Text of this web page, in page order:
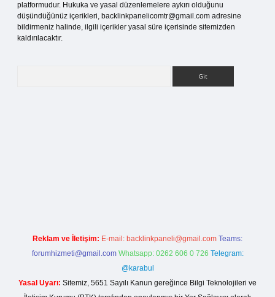
platformudur. Hukuka ve yasal düzenlemelere aykırı olduğunu
düşündüğünüz içerikleri, backlinkpanelicomtr@gmail.com adresine
bildirmeniz halinde, ilgili içerikler yasal süre içerisinde sitemizden
kaldırılacaktır.
Reklam ve İletişim: E-mail: backlinkpaneli@gmail.com Teams:
forumhizmeti@gmail.com Whatsapp: 0262 606 0 726 Telegram:
@karabul
Yasal Uyarı: Sitemiz, 5651 Sayılı Kanun gereğince Bilgi Teknolojileri ve